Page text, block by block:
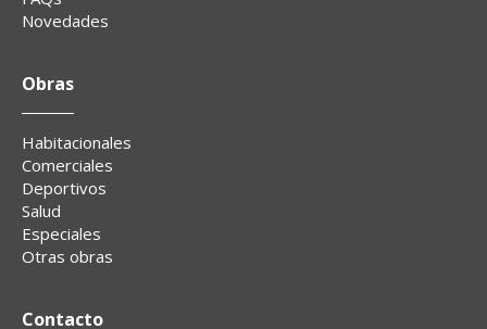
Novedades
Obras
Habitacionales
Comerciales
Deportivos
Salud
Especiales
Otras obras
Contacto